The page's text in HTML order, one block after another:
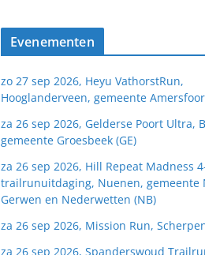
Evenementen
zo 27 sep 2026, Heyu VathorstRun,
Hooglanderveen, gemeente
za 26 sep 2026, Gelderse Poort Ultra,
gemeente Groesbeek (GE)
za 26 sep 2026, Hill Repeat Madness
trailrunuitdaging, Nuenen, gemeente
Gerwen en Nederwetten (NB)
za 26 sep 2026, Mission Run,
za 26 sep 2026, Spanderswoud